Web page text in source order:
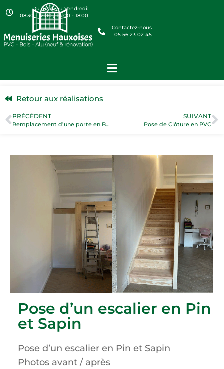
Du lundi au Vendredi:
08:30 - 12:00 / 14:00 - 18:00
Contactez-nous
05 56 23 02 45
Retour aux réalisations
PRÉCÉDENT
Remplacement d’une porte en Bois par une porte en PVC
SUIVANT
Pose de Clôture en PVC
Pose d’un escalier en Pin
et Sapin
Pose d’un escalier en Pin et Sapin
Photos avant / après